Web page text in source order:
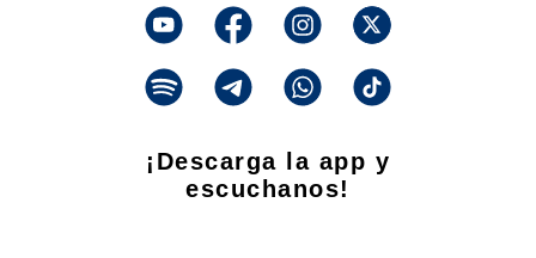
¡Descarga la app y
escuchanos!